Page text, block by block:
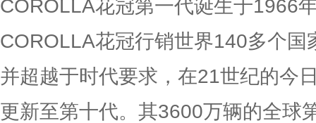
COROLLA花冠第一代诞生于1966
COROLLA花冠行销世界140多个国
并超越于时代要求，在21世纪的今
更新至第十代。其3600万辆的全球